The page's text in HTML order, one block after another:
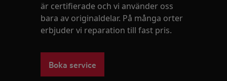
är certifierade och vi använder oss
bara av originaldelar. På många orter
erbjuder vi reparation till fast pris.
Boka service